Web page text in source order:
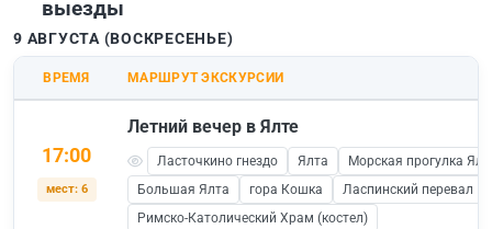
выезды
9 АВГУСТА (ВОСКРЕСЕНЬЕ)
ВРЕМЯ МАРШРУТ ЭКСКУРСИИ
17:00
мест: 6
Летний вечер в Ялте
Ласточкино гнездо Ялта
Морская прогулка
Большая Ялта
гора Кошка
Ласпинский перевал
Римско-Католический Храм (костел)